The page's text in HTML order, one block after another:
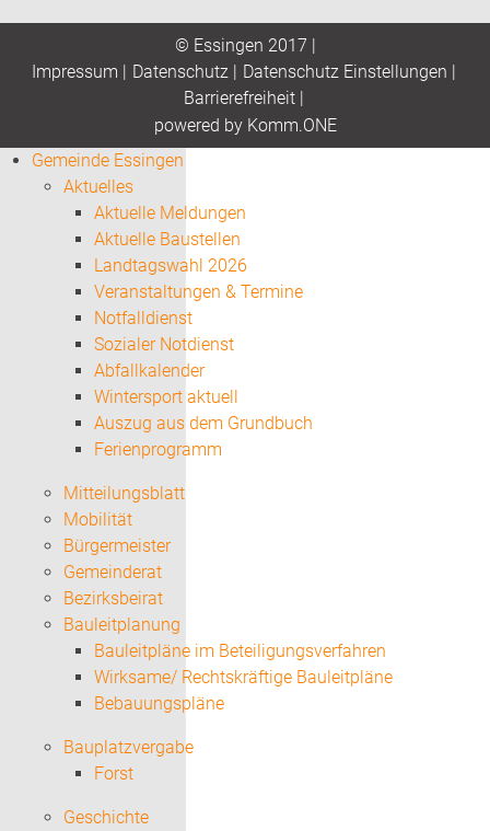
© Essingen 2017 |
Impressum | Datenschutz| Datenschutz Einstellungen |
Barrierefreiheit|
powered by Komm.ONE
Gemeinde Essingen
Aktuelles
Aktuelle Meldungen
Aktuelle Baustellen
Landtagswahl 2026
Veranstaltungen & Termine
Notfalldienst
Sozialer Notdienst
Abfallkalender
Wintersport aktuell
Auszug aus dem Grundbuch
Ferienprogramm
Mitteilungsblatt
Mobilität
Bürgermeister
Gemeinderat
Bezirksbeirat
Bauleitplanung
Bauleitpläne im Beteiligungsverfahren
Wirksame/ Rechtskräftige Bauleitpläne
Bebauungspläne
Bauplatzvergabe
Forst
Geschichte